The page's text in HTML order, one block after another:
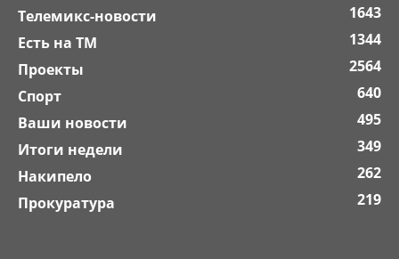
Телемикс-новости
1643
Есть на ТМ
1344
Проекты
2564
Спорт
640
Ваши новости
495
Итоги недели
349
Накипело
262
Прокуратура
219